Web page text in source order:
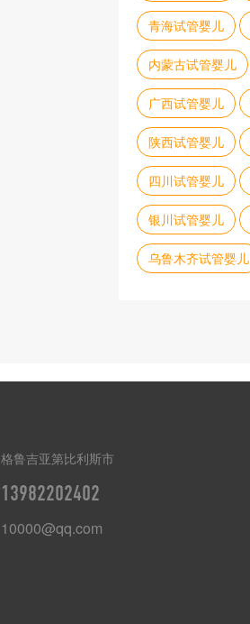
青海试管婴儿
内蒙古试管婴儿
广西试管婴儿
陕西试管婴儿
四川试管婴儿
银川试管婴儿
乌鲁木齐试管婴儿
格鲁吉亚第比利斯市
13982202402
10000@qq.com